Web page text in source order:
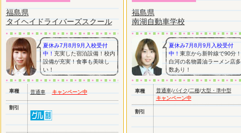
福島県
タイヘイドライバーズスクール
夏休み7月8月9月入校受付
中！ 充実した宿泊設備！校内
設備が充実！食事も美味し
い！
車種 普通車 キャンペーン中
割引
福島県
南湖自動車学校
夏休み7月8月9月入校受付
中！ 東京から新幹線で90分！
白河の名物醤油ラーメン店多
数あり！
車種 普通車/バイク/二種/大型・準中型
キャンペーン中
割引